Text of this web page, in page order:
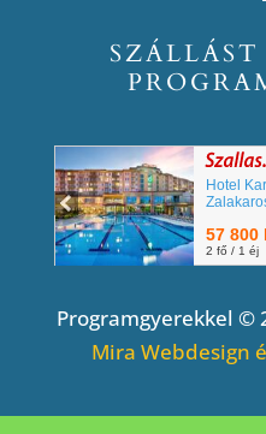
SZÁLLÁST
Programgyerekkel ©
Mira Webdesign